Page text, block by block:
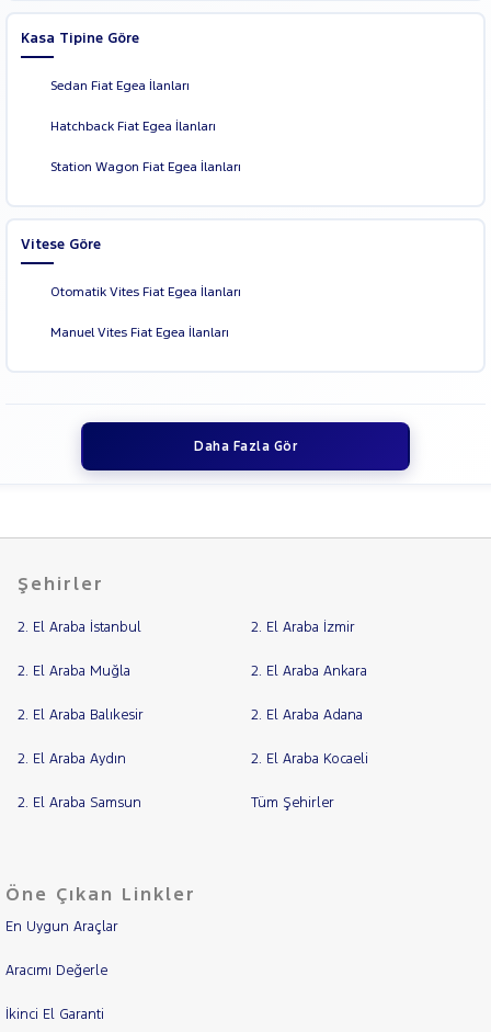
Kasa Tipine Göre
Sedan Fiat Egea İlanları
Hatchback Fiat Egea İlanları
Station Wagon Fiat Egea İlanları
Vitese Göre
Otomatik Vites Fiat Egea İlanları
Manuel Vites Fiat Egea İlanları
Daha Fazla Gör
Şehirler
2. El Araba İstanbul 2. El Araba İzmir
2. El Araba Muğla 2. El Araba Ankara
2. El Araba Balıkesir 2. El Araba Adana
2. El Araba Aydın 2. El Araba Kocaeli
2. El Araba Samsun Tüm Şehirler
Öne Çıkan Linkler
En Uygun Araçlar
Aracımı Değerle
İkinci El Garanti